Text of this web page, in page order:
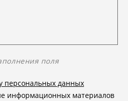
поля
персональных данных
информационных материалов